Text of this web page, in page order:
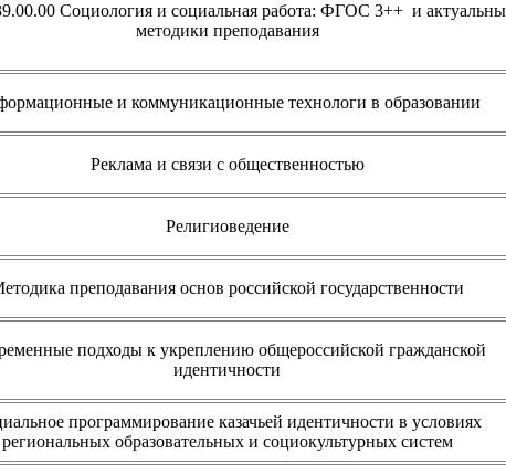
Социология и социальная работа: ФГОС 3++ и
методики преподавания
и коммуникационные технологи в образовании
Реклама и связи с общественностью
Религиоведение
преподавания основ российской государственности
подходы к укреплению общероссийской гражданской
идентичности
программирование казачьей идентичности в условиях
региональных образовательных и социокультурных систем